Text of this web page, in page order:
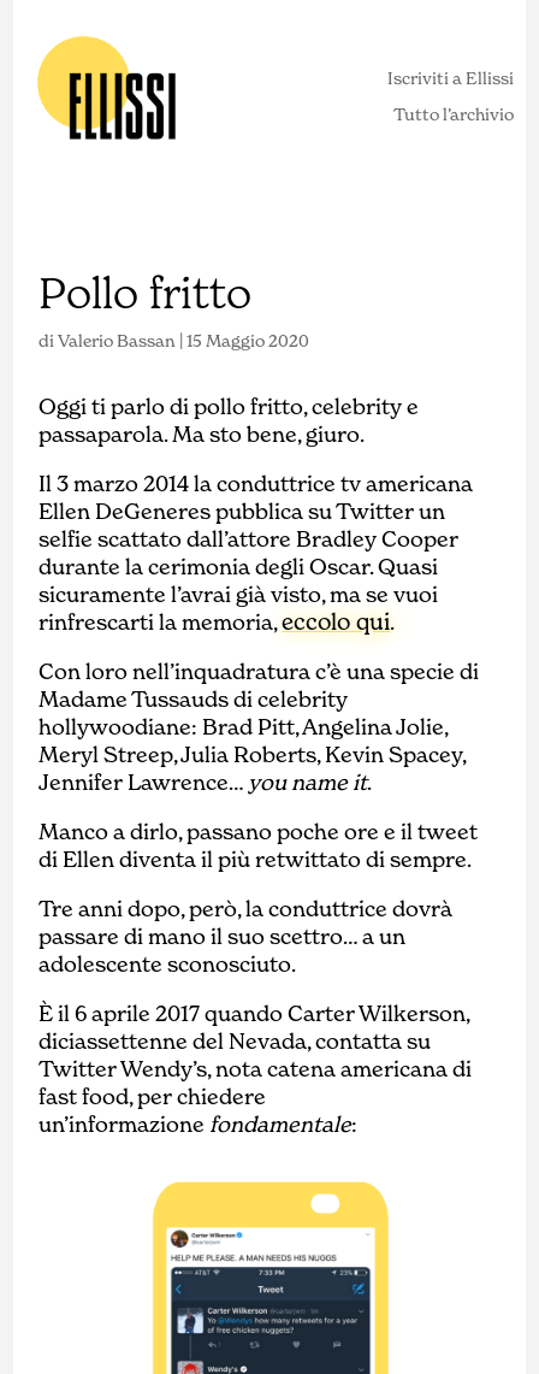
Iscriviti a Ellissi
Tutto l’archivio
Pollo fritto
diValerio Bassan |15 Maggio 2020
Oggi ti parlo di pollo fritto, celebrity e
passaparola. Ma sto bene, giuro.
Il 3 marzo 2014 la conduttrice tv americana
Ellen DeGeneres pubblica su Twitter un
selfie scattato dall’attore Bradley Cooper
durante la cerimonia degli Oscar. Quasi
sicuramente l’avrai già visto, ma se vuoi
rinfrescarti la memoria,eccolo qui.
Con loro nell’inquadratura c’è una specie di
Madame Tussaudsdi celebrity
hollywoodiane: Brad Pitt, Angelina Jolie,
Meryl Streep, Julia Roberts, Kevin Spacey,
Jennifer Lawrence… you name it.
Manco a dirlo, passano poche ore e il tweet
di Ellen diventa il più retwittato di sempre.
Tre anni dopo, però, la conduttrice dovrà
passare di mano il suo scettro… a un
adolescente sconosciuto.
È il 6 aprile 2017 quando Carter Wilkerson,
diciassettenne del Nevada, contatta su
Twitter Wendy’s, nota catena americana di
fast food, per chiedere
un’informazione fondamentale: